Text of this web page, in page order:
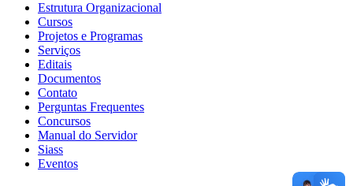
Estrutura Organizacional
Cursos
Projetos e Programas
Serviços
Editais
Documentos
Contato
Perguntas Frequentes
Concursos
Manual do Servidor
Siass
Eventos